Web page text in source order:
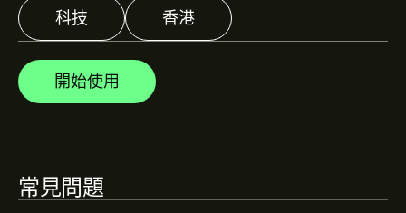
科技 香港
開始使用
常見問題
分析師根據市場趨勢、財務報告和預期增長對AAC
Technologies Holdings Inc的預測。查看最新預測以了解
未來價格走勢。
AAC Technologies Holdings Inc 的市值是 ‎$‎46.6B 美元